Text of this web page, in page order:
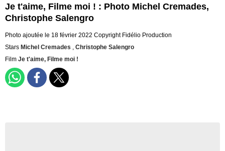
Je t'aime, Filme moi ! : Photo Michel Cremades,
Christophe Salengro
Photo ajoutée le 18 février 2022 Copyright Fidélio Production
Stars Michel Cremades , Christophe Salengro
Film Je t'aime, Filme moi !